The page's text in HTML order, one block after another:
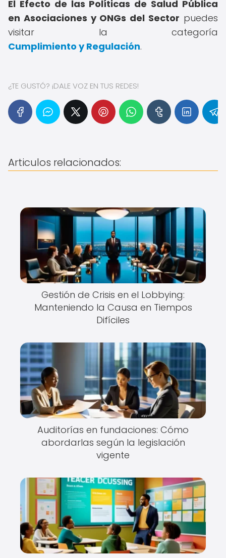
El Efecto de las Políticas de Salud Pública
en Asociaciones y ONGs del Sector puedes
visitar la categoría
Cumplimiento y Regulación.
¿TE GUSTÓ? ¡DALE VOZ EN TUS REDES!
Articulos relacionados:
Gestión de Crisis en el Lobbying:
Manteniendo la Causa en Tiempos
Difíciles
Auditorías en fundaciones: Cómo
abordarlas según la legislación
vigente